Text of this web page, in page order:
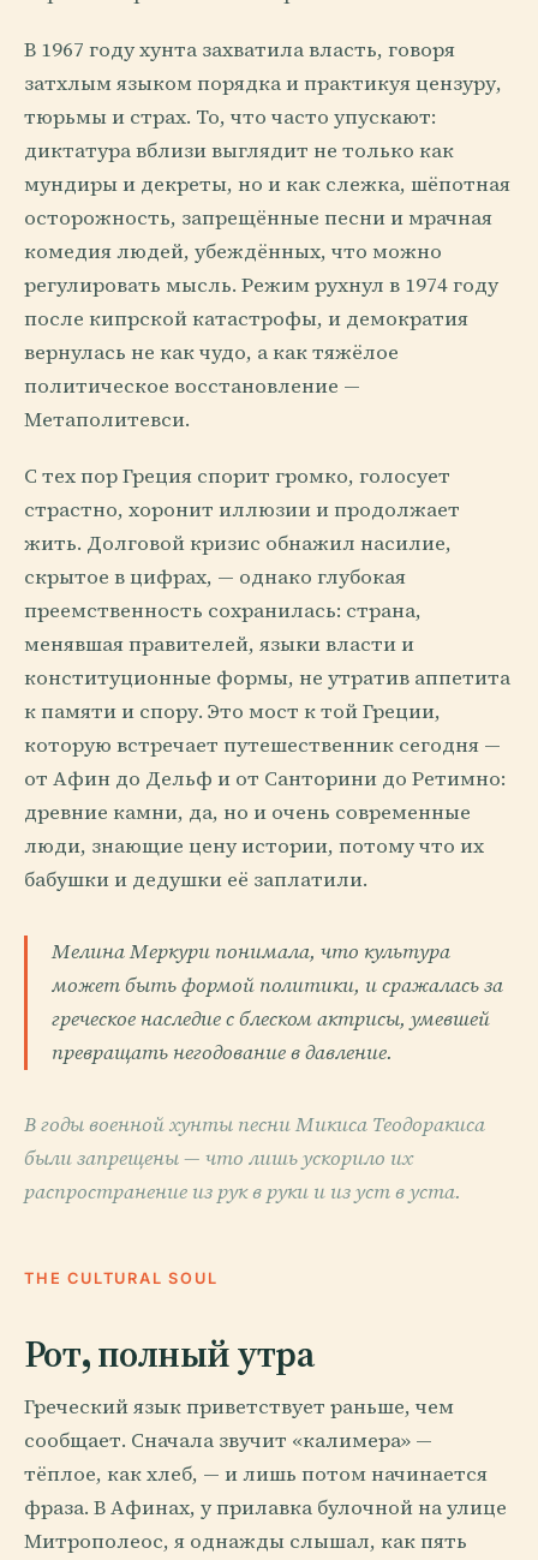
В 1967 году хунта захватила власть, говоря
затхлым языком порядка и практикуя цензуру,
тюрьмы и страх. То, что часто упускают:
диктатура вблизи выглядит не только как
мундиры и декреты, но и как слежка, шёпотная
осторожность, запрещённые песни и мрачная
комедия людей, убеждённых, что можно
регулировать мысль. Режим рухнул в 1974 году
после кипрской катастрофы, и демократия
вернулась не как чудо, а как тяжёлое
политическое восстановление —
Метаполитевси.
С тех пор Греция спорит громко, голосует
страстно, хоронит иллюзии и продолжает
жить. Долговой кризис обнажил насилие,
скрытое в цифрах, — однако глубокая
преемственность сохранилась: страна,
менявшая правителей, языки власти и
конституционные формы, не утратив аппетита
к памяти и спору. Это мост к той Греции,
которую встречает путешественник сегодня —
от Афин до Дельф и от Санторини до Ретимно:
древние камни, да, но и очень современные
люди, знающие цену истории, потому что их
бабушки и дедушки её заплатили.
Мелина Меркури понимала, что культура
может быть формой политики, и сражалась за
греческое наследие с блеском актрисы, умевшей
превращать негодование в давление.
В годы военной хунты песни Микиса Теодоракиса
были запрещены — что лишь ускорило их
распространение из рук в руки и из уст в уста.
THE CULTURAL SOUL
Рот, полный утра
Греческий язык приветствует раньше, чем
сообщает. Сначала звучит «калимера» —
тёплое, как хлеб, — и лишь потом начинается
фраза. В Афинах, у прилавка булочной на улице
Митрополеос, я однажды слышал, как пять